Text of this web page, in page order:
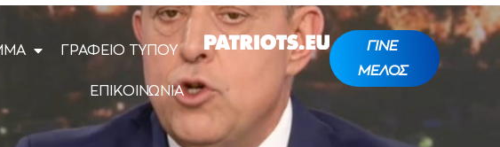
ΓΡΑΦΕΙΟ ΤΥΠΟΥ
ΕΠΙΚΟΙΝΩΝΙΑ
ΓΙΝΕ
ΜΕΛΟΣ